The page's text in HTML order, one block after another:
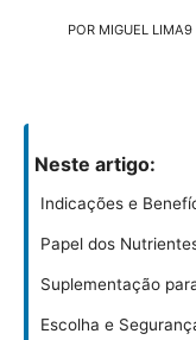
POR MIGUEL LIMA9
Neste artigo:
Indicações e
Papel dos
Suplementação
Escolha e